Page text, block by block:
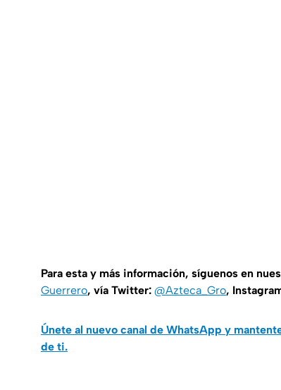
Para esta y más información, síguenos en
Guerrero, vía Twitter: @Azteca_Gro,
Únete al nuevo canal de WhatsApp y
de ti.